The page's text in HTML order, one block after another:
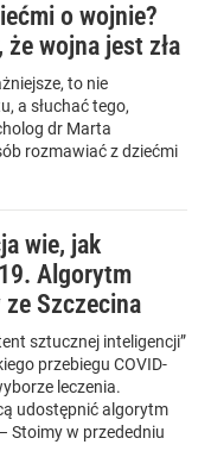
o wojnie?
wojna jest zła
to nie
a słuchać tego,
dr Marta
rozmawiać z dziećmi
wie, jak
Algorytm
Szczecina
sztucznej inteligencji”
przebiegu COVID-
leczenia.
udostępnić algorytm
Stoimy w przededniu